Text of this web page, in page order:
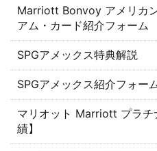
Marriott Bonvoy アメリカ
アム・カード紹介フォーム
SPGアメックス特典解説
SPGアメックス紹介フォー
マリオット Marriott プラチ
績】